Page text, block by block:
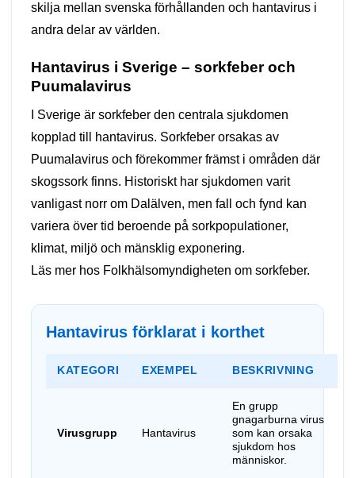
skilja mellan svenska förhållanden och hantavirus i
andra delar av världen.
Hantavirus i Sverige – sorkfeber och
Puumalavirus
I Sverige är sorkfeber den centrala sjukdomen
kopplad till hantavirus. Sorkfeber orsakas av
Puumalavirus och förekommer främst i områden där
skogssork finns. Historiskt har sjukdomen varit
vanligast norr om Dalälven, men fall och fynd kan
variera över tid beroende på sorkpopulationer,
klimat, miljö och mänsklig exponering.
Läs mer hos Folkhälsomyndigheten om sorkfeber.
Hantavirus förklarat i korthet
KATEGORI EXEMPEL BESKRIVNING
Virusgrupp Hantavirus
En grupp
gnagarburna virus
som kan orsaka
sjukdom hos
människor.